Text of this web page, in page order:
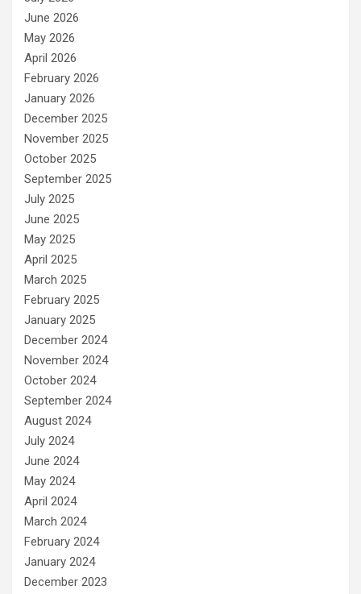
s
June 2026
May 2026
April 2026
February 2026
January 2026
December 2025
November 2025
October 2025
September 2025
July 2025
June 2025
May 2025
April 2025
March 2025
February 2025
January 2025
December 2024
November 2024
October 2024
September 2024
August 2024
July 2024
June 2024
May 2024
April 2024
March 2024
February 2024
January 2024
December 2023